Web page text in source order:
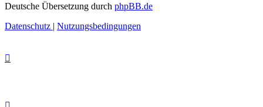
Deutsche Übersetzung durch phpBB.de
Datenschutz | Nutzungsbedingungen